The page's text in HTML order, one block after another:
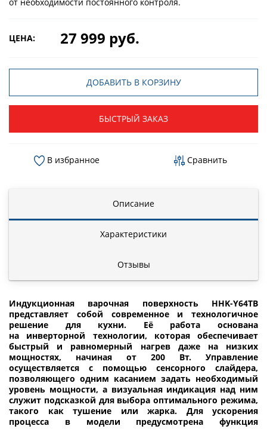
ЦЕНА: 27 999 руб.
ДОБАВИТЬ В КОРЗИНУ
БЫСТРЫЙ ЗАКАЗ
В избранное Сравнить
Описание
Характеристики
Отзывы
Индукционная варочная поверхность HHK-Y64TB
представляет собой современное и технологичное
решение для кухни. Её работа основана
на инверторной технологии, которая обеспечивает
быстрый и равномерный нагрев даже на низких
мощностях, начиная от 200 Вт. Управление
осуществляется с помощью сенсорного слайдера,
позволяющего одним касанием задать необходимый
уровень мощности, а визуальная индикация над ним
служит подсказкой для выбора оптимального режима,
такого как тушение или жарка. Для ускорения
процесса в модели предусмотрена функция